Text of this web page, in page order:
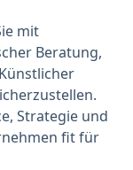
mit
Beratung,
Strategie und
fit für